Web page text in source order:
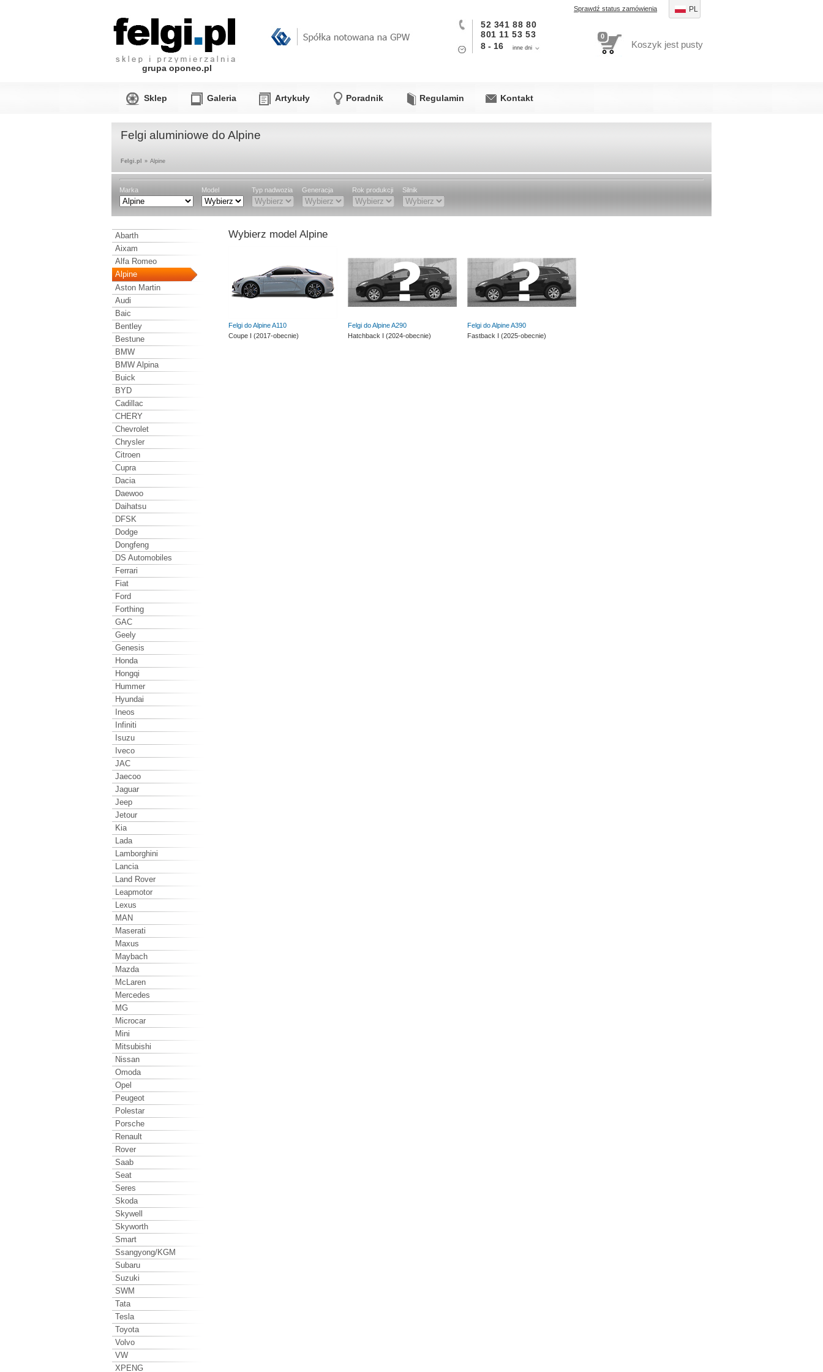
grupa oponeo.pl
Sprawdź status zamówienia
52 341 88 80
801 11 53 53
8 - 16
inne dni
PL
0
Koszyk jest pusty
Sklep Galeria Artykuły Poradnik Regulamin Kontakt
Felgi aluminiowe do Alpine
Felgi.pl » Alpine
Marka Model Typ nadwozia Generacja Rok produkcji Silnik
Abarth
Aixam
Alfa Romeo
Alpine
Aston Martin
Audi
Baic
Bentley
Bestune
BMW
BMW Alpina
Buick
BYD
Cadillac
CHERY
Chevrolet
Chrysler
Citroen
Cupra
Dacia
Daewoo
Daihatsu
DFSK
Dodge
Dongfeng
DS Automobiles
Ferrari
Fiat
Ford
Forthing
GAC
Geely
Genesis
Honda
Hongqi
Hummer
Hyundai
Ineos
Infiniti
Isuzu
Iveco
JAC
Jaecoo
Jaguar
Jeep
Jetour
Kia
Lada
Lamborghini
Lancia
Land Rover
Leapmotor
Lexus
MAN
Maserati
Maxus
Maybach
Mazda
McLaren
Mercedes
MG
Microcar
Mini
Mitsubishi
Nissan
Omoda
Opel
Peugeot
Polestar
Porsche
Renault
Rover
Saab
Seat
Seres
Skoda
Skywell
Skyworth
Smart
Ssangyong/KGM
Subaru
Suzuki
SWM
Tata
Tesla
Toyota
Volvo
VW
XPENG
Wybierz model Alpine
Felgi do Alpine A110
Coupe I (2017-obecnie)
Felgi do Alpine A290
Hatchback I (2024-obecnie)
Felgi do Alpine A390
Fastback I (2025-obecnie)